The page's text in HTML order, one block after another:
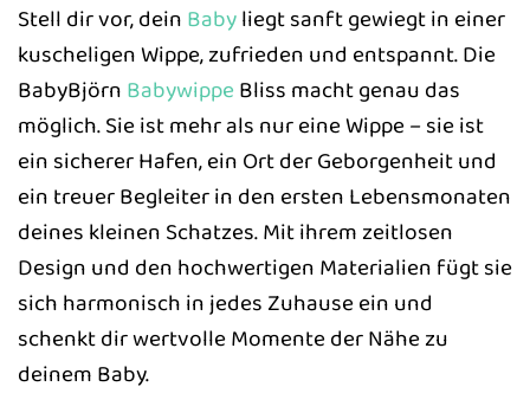
Stell dir vor, dein Babyliegt sanft gewiegt in einer
kuscheligen Wippe, zufrieden und entspannt. Die
BabyBjörn Babywippe Bliss macht genau das
möglich. Sie ist mehr als nur eine Wippe – sie ist
ein sicherer Hafen, ein Ort der Geborgenheit und
ein treuer Begleiter in den ersten Lebensmonaten
deines kleinen Schatzes. Mit ihrem zeitlosen
Design und den hochwertigen Materialien fügt sie
sich harmonisch in jedes Zuhause ein und
schenkt dir wertvolle Momente der Nähe zu
deinem Baby.